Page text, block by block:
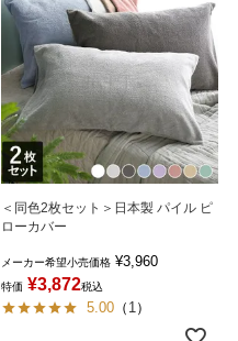
＜同色2枚セット＞日本製 パイル ピ
ローカバー
メーカー希望小売価格 ¥3,960
特価 ¥3,872税込
5.00 （ 1 ）